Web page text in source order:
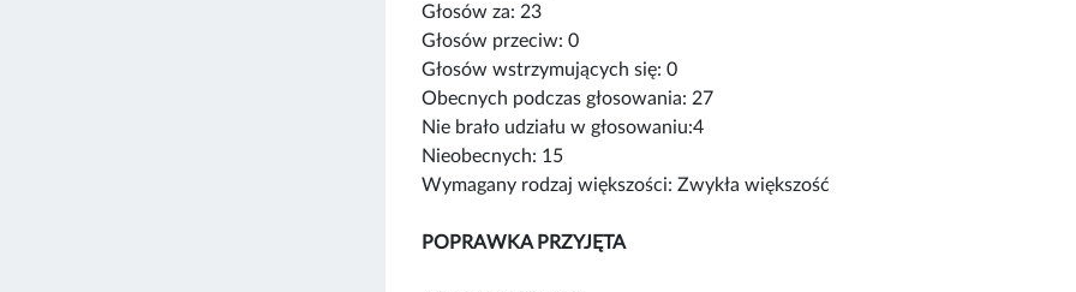
Głosów za: 23
Głosów przeciw: 0
Głosów wstrzymujących się: 0
Obecnych podczas głosowania: 27
Nie brało udziału w głosowaniu:4
Nieobecnych: 15
Wymagany rodzaj większości: Zwykła większość
POPRAWKA PRZYJĘTA